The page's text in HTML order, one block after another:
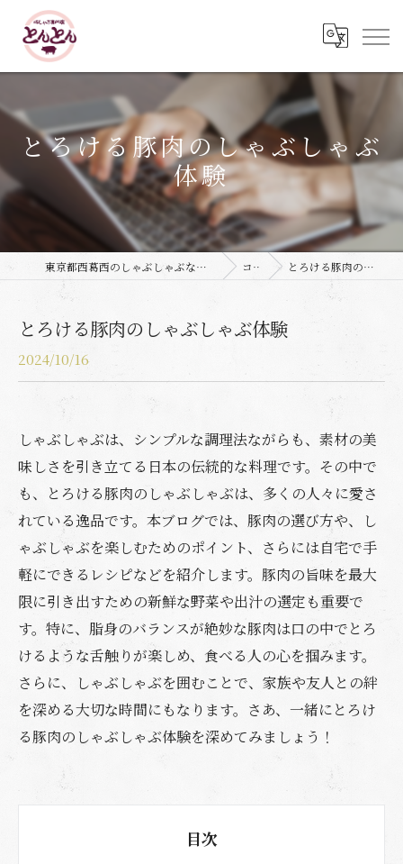
とろける豚肉のしゃぶしゃぶ
体験
東京都西葛西のしゃぶしゃぶなら豚しゃぶ専門店 とんとん コラム とろける豚肉のしゃぶしゃぶ体験
とろける豚肉のしゃぶしゃぶ体験
2024/10/16
しゃぶしゃぶは、シンプルな調理法ながらも、素材の美
味しさを引き立てる日本の伝統的な料理です。その中で
も、とろける豚肉のしゃぶしゃぶは、多くの人々に愛さ
れている逸品です。本ブログでは、豚肉の選び方や、し
ゃぶしゃぶを楽しむためのポイント、さらには自宅で手
軽にできるレシピなどを紹介します。豚肉の旨味を最大
限に引き出すための新鮮な野菜や出汁の選定も重要で
す。特に、脂身のバランスが絶妙な豚肉は口の中でとろ
けるような舌触りが楽しめ、食べる人の心を掴みます。
さらに、しゃぶしゃぶを囲むことで、家族や友人との絆
を深める大切な時間にもなります。さあ、一緒にとろけ
る豚肉のしゃぶしゃぶ体験を深めてみましょう！
目次